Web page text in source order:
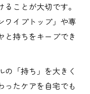
ことが大切です。
ワイプトップ」や専
と持ちをキープでき
の「持ち」を大きく
ったケアを自宅でも